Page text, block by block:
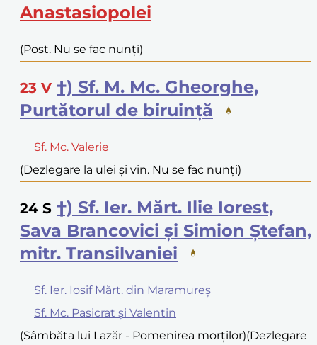
Anastasiopolei
(Post. Nu se fac nunți)
23 V †) Sf. M. Mc. Gheorghe,
Purtătorul de biruință
Sf. Mc. Valerie
(Dezlegare la ulei și vin. Nu se fac nunți)
24 S †) Sf. Ier. Mărt. Ilie Iorest,
Sava Brancovici și Simion Ștefan,
mitr. Transilvaniei
Sf. Ier. Iosif Mărt. din Maramureș
Sf. Mc. Pasicrat și Valentin
(Sâmbăta lui Lazăr - Pomenirea morților)(Dezlegare